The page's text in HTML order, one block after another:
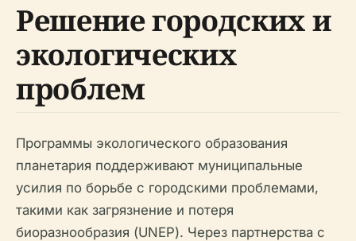
Решение городских и
экологических
проблем
Программы экологического образования
планетария поддерживают муниципальные
усилия по борьбе с городскими проблемами,
такими как загрязнение и потеря
биоразнообразия (UNEP). Через партнерства с